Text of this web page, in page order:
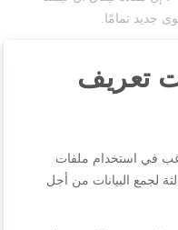
جديد تمامًا.
تعريف
في استخدام ملفات
لجمع البيانات من أجل